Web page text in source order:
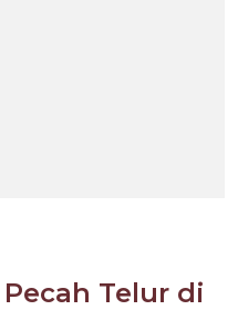
Telur di